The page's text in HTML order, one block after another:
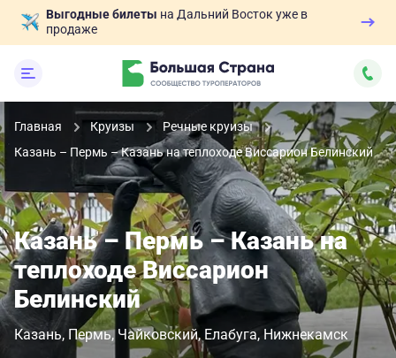
Выгодные билеты на Дальний Восток уже в
продаже
Главная Круизы
Речные круизы
Казань – Пермь – Казань на теплоходе Виссарион Белинский
Казань – Пермь – Казань на
теплоходе Виссарион
Белинский
Казань Пермь Чайковский Елабуга Нижнекамск